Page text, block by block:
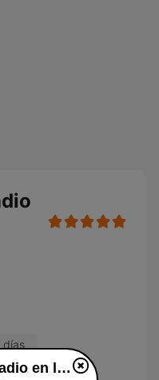
días
Trance-Energy Radio en línea